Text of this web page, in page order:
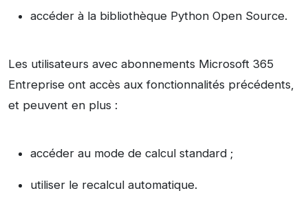
accéder à la bibliothèque Python Open Source.
Les utilisateurs avec abonnements Microsoft 365
Entreprise ont accès aux fonctionnalités précédents,
et peuvent en plus :
accéder au mode de calcul standard ;
utiliser le recalcul automatique.